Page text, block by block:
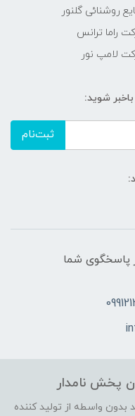
روشنائی گلنور
راما ترانس
لامپ نور
شوید:
ثبت‌نام
پاسخگوی شما
پخش نامدار
بدون واسطه از تولید کننده